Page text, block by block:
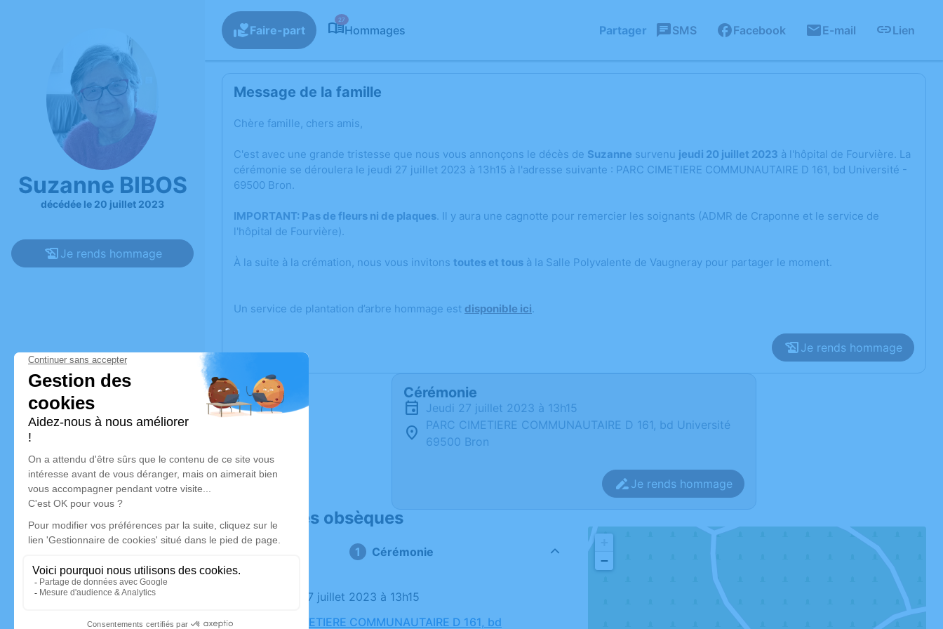
Suzanne BIBOS
décédée le 20 juillet 2023
Je rends hommage
Faire-part
27
Hommages Partager SMS Facebook E-mail Lien
Message de la famille
Chère famille, chers amis,
C'est avec une grande tristesse que nous vous annonçons le décès de Suzanne survenu jeudi 20 juillet 2023 à l'hôpital de Fourvière. La
cérémonie se déroulera le jeudi 27 juillet 2023 à 13h15 à l'adresse suivante : PARC CIMETIERE COMMUNAUTAIRE D 161, bd Université -
69500 Bron.
IMPORTANT: Pas de fleurs ni de plaques. Il y aura une cagnotte pour remercier les soignants (ADMR de Craponne et le service de
l'hôpital de Fourvière).
À la suite à la crémation, nous vous invitons toutes et tous à la Salle Polyvalente de Vaugneray pour partager le moment.
Un service de plantation d’arbre hommage est disponible ici.
Je rends hommage
Cérémonie
jeudi 27 juillet 2023 à 13h15
PARC CIMETIERE COMMUNAUTAIRE D 161, bd Université
69500 Bron
Je rends hommage
Déroulé des obsèques
Cérémonie
Le jeudi 27 juillet 2023 à 13h15
PARC CIMETIERE COMMUNAUTAIRE D 161, bd
−